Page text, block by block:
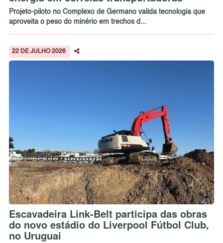
Projeto-piloto no Complexo de Germano valida tecnologia que
aproveita o peso do minério em trechos d...
22 DE JULHO 2026
Escavadeira Link-Belt participa das obras
do novo estádio do Liverpool Fútbol Club,
no Uruguai